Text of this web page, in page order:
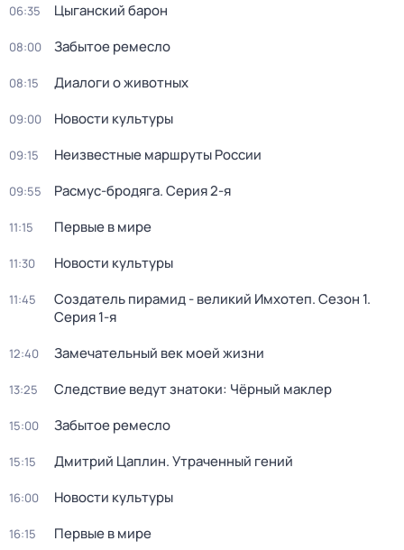
06:35 Цыганский барон
08:00 Забытое ремесло
08:15 Диалоги о животных
09:00 Новости культуры
09:15 Неизвестные маршруты России
09:55 Расмус-бродяга. Серия 2-я
11:15 Первые в мире
11:30 Новости культуры
11:45 Создатель пирамид - великий Имхотеп. Сезон 1.
Серия 1-я
12:40 Замечательный век моей жизни
13:25 Следствие ведут знатоки: Чёрный маклер
15:00 Забытое ремесло
15:15 Дмитрий Цаплин. Утраченный гений
16:00 Новости культуры
16:15 Первые в мире